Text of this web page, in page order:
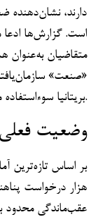
دارند، نشان‌دهنده
متقاضیان به‌عنوان
«صنعت»
بریتانیا سوءاستفاده می‌کند.
وضعیت
هزار درخواست
عقب‌ماندگی